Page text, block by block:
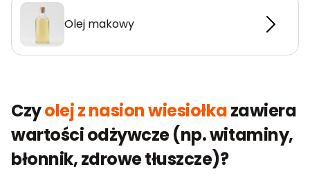
Olej makowy
Czyolej z nasion wiesiołkazawiera
wartości odżywcze (np. witaminy,
błonnik, zdrowe tłuszcze)?